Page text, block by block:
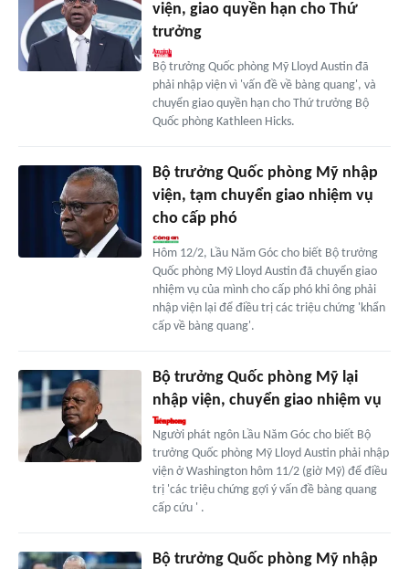
viện, giao quyền hạn cho Thứ
trưởng
Bộ trưởng Quốc phòng Mỹ Lloyd Austin đã
phải nhập viện vì 'vấn đề về bàng quang', và
chuyển giao quyền hạn cho Thứ trưởng Bộ
Quốc phòng Kathleen Hicks.
Bộ trưởng Quốc phòng Mỹ nhập
viện, tạm chuyển giao nhiệm vụ
cho cấp phó
Hôm 12/2, Lầu Năm Góc cho biết Bộ trưởng
Quốc phòng Mỹ Lloyd Austin đã chuyển giao
nhiệm vụ của mình cho cấp phó khi ông phải
nhập viện lại để điều trị các triệu chứng 'khẩn
cấp về bàng quang'.
Bộ trưởng Quốc phòng Mỹ lại
nhập viện, chuyển giao nhiệm vụ
Người phát ngôn Lầu Năm Góc cho biết Bộ
trưởng Quốc phòng Mỹ Lloyd Austin phải nhập
viện ở Washington hôm 11/2 (giờ Mỹ) để điều
trị 'các triệu chứng gợi ý vấn đề bàng quang
cấp cứu ' .
Bộ trưởng Quốc phòng Mỹ nhập